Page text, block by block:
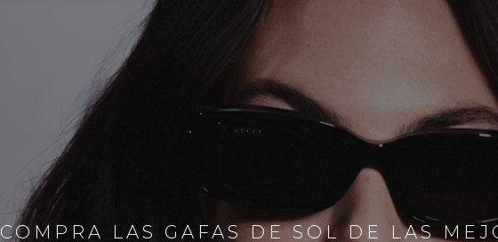
COMPRA LAS GAFAS DE SOL DE LAS